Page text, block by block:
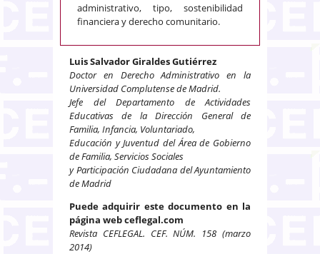
administrativo, tipo, sostenibilidad
financiera y derecho comunitario.
Luis Salvador Giraldes Gutiérrez
Doctor en Derecho Administrativo en la
Universidad Complutense de Madrid.
Jefe del Departamento de Actividades
Educativas de la Dirección General de
Familia, Infancia, Voluntariado,
Educación y Juventud del Área de Gobierno
de Familia, Servicios Sociales
y Participación Ciudadana del Ayuntamiento
de Madrid
Puede adquirir este documento en la
página web ceflegal.com
Revista CEFLEGAL. CEF. NÚM. 158 (marzo
2014)